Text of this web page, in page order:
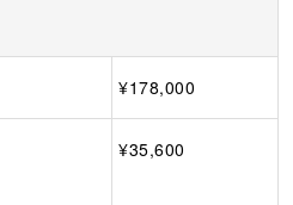
¥178,000
¥35,600